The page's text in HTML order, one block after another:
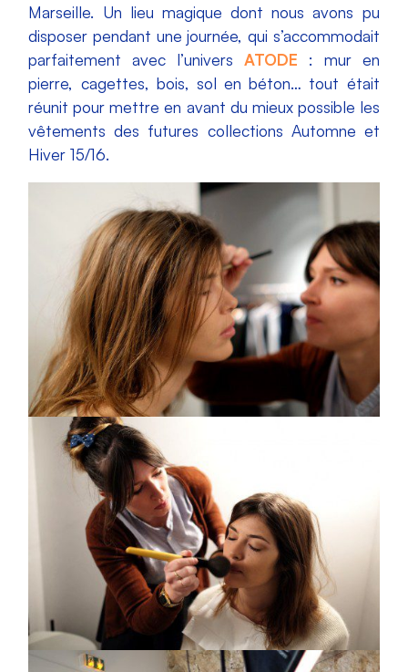
Marseille. Un lieu magique dont nous avons pu
disposer pendant une journée, qui s’accommodait
parfaitement avec l’univers ATODE : mur en
pierre, cagettes, bois, sol en béton… tout était
réunit pour mettre en avant du mieux possible les
vêtements des futures collections Automne et
Hiver 15/16.